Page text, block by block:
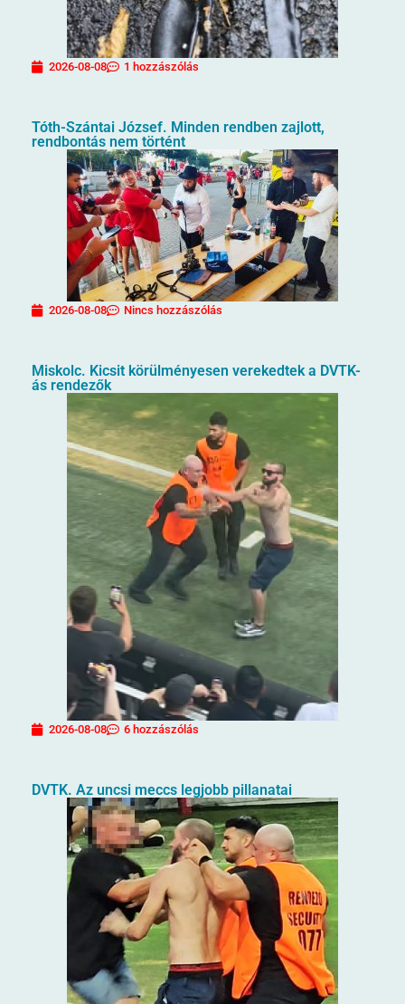
2026-08-08 1 hozzászólás
Tóth-Szántai József. Minden rendben zajlott,
rendbontás nem történt
2026-08-08 Nincs hozzászólás
Miskolc. Kicsit körülményesen verekedtek a DVTK-
ás rendezők
2026-08-08 6 hozzászólás
DVTK. Az uncsi meccs legjobb pillanatai